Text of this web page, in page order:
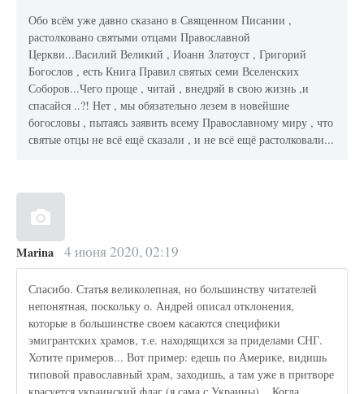
Обо всём уже давно сказано в Священном Писании ,
растолковано святыми отцами Православной
Церкви...Василий Великий , Иоанн Златоуст , Григорий
Богослов , есть Книга Правил святых семи Вселенских
Соборов...Чего проще , читай , внедряй в свою жизнь ,и
спасайся ..?! Нет , мы обязательно лезем в новейшие
богословы , пытаясь заявить всему Православному миру , что
святые отцы не всё ещё сказали , и не всё ещё растолковали...
Marina 4 июня 2020, 02:19
Спасибо. Статья великолепная, но большинству читателей
непонятная, поскольку о. Андрей описал отклонения,
которые в большинстве своем касаются специфики
эмигрантских храмов, т.е. находящихся за приделами СНГ.
Хотите примеров... Вот пример: едешь по Америке, видишь
типовой православный храм, заходишь, а там уже в притворе